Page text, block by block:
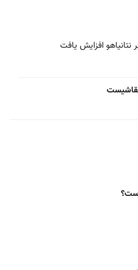
نتانیاهو افزایش یافت
نقاشیست